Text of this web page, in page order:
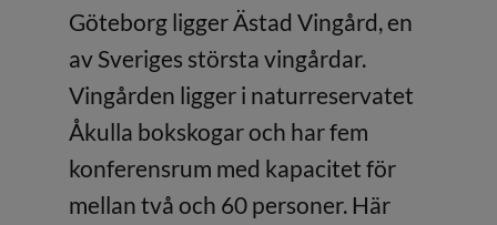
Göteborg ligger Ästad Vingård, en
av Sveriges största vingårdar.
Vingården ligger i naturreservatet
Åkulla bokskogar och har fem
konferensrum med kapacitet för
mellan två och 60 personer. Här